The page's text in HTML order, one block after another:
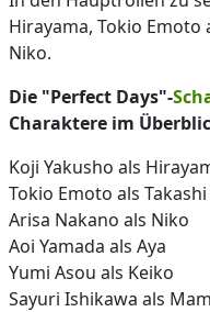
Hirayama, Tokio Emoto
Niko.
Die "Perfect Days"-
Charaktere im
Koji Yakusho als
Tokio Emoto als Takashi
Arisa Nakano als Niko
Aoi Yamada als Aya
Yumi Asou als Keiko
Sayuri Ishikawa als